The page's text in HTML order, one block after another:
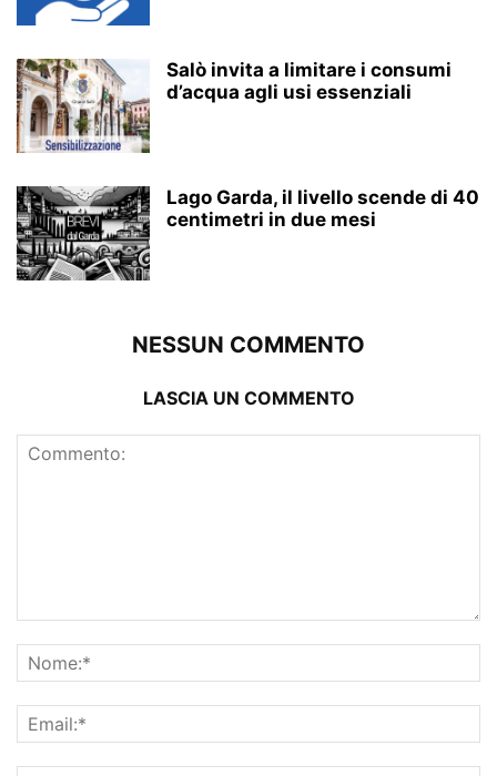
Salò invita a limitare i consumi
d’acqua agli usi essenziali
Lago Garda, il livello scende di 40
centimetri in due mesi
NESSUN COMMENTO
LASCIA UN COMMENTO